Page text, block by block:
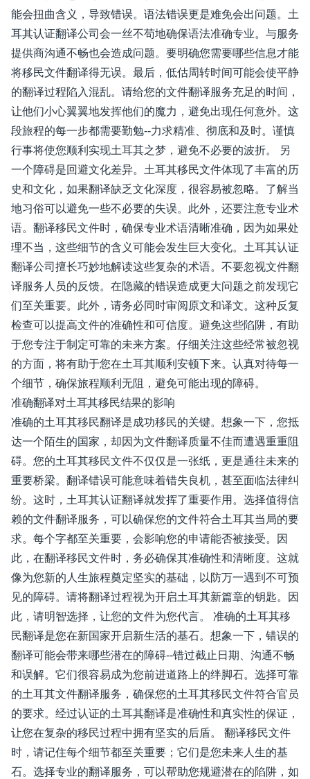
能会扭曲含义，导致错误。语法错误更是难免会出问题。土
耳其认证翻译公司会一丝不苟地确保语法准确专业。与服务
提供商沟通不畅也会造成问题。要明确您需要哪些信息才能
将移民文件翻译得无误。最后，低估周转时间可能会使平静
的翻译过程陷入混乱。请给您的文件翻译服务充足的时间，
让他们小心翼翼地发挥他们的魔力，避免出现任何意外。这
段旅程的每一步都需要勤勉--力求精准、彻底和及时。谨慎
行事将使您顺利实现土耳其之梦，避免不必要的波折。 另
一个障碍是回避文化差异。土耳其移民文件体现了丰富的历
史和文化，如果翻译缺乏文化深度，很容易被忽略。了解当
地习俗可以避免一些不必要的失误。此外，还要注意专业术
语。翻译移民文件时，确保专业术语清晰准确，因为如果处
理不当，这些细节的含义可能会发生巨大变化。土耳其认证
翻译公司擅长巧妙地解读这些复杂的术语。不要忽视文件翻
译服务人员的反馈。在隐藏的错误造成更大问题之前发现它
们至关重要。此外，请务必同时审阅原文和译文。这种反复
检查可以提高文件的准确性和可信度。避免这些陷阱，有助
于您专注于制定可靠的未来方案。仔细关注这些经常被忽视
的方面，将有助于您在土耳其顺利安顿下来。认真对待每一
个细节，确保旅程顺利无阻，避免可能出现的障碍。
准确翻译对土耳其移民结果的影响
准确的土耳其移民翻译是成功移民的关键。想象一下，您抵
达一个陌生的国家，却因为文件翻译质量不佳而遭遇重重阻
碍。您的土耳其移民文件不仅仅是一张纸，更是通往未来的
重要桥梁。翻译错误可能意味着错失良机，甚至面临法律纠
纷。这时，土耳其认证翻译就发挥了重要作用。选择值得信
赖的文件翻译服务，可以确保您的文件符合土耳其当局的要
求。每个字都至关重要，会影响您的申请能否被接受。因
此，在翻译移民文件时，务必确保其准确性和清晰度。这就
像为您新的人生旅程奠定坚实的基础，以防万一遇到不可预
见的障碍。请将翻译过程视为开启土耳其新篇章的钥匙。因
此，请明智选择，让您的文件为您代言。 准确的土耳其移
民翻译是您在新国家开启新生活的基石。想象一下，错误的
翻译可能会带来哪些潜在的障碍--错过截止日期、沟通不畅
和误解。它们很容易成为您前进道路上的绊脚石。选择可靠
的土耳其文件翻译服务，确保您的土耳其移民文件符合官员
的要求。经过认证的土耳其翻译是准确性和真实性的保证，
让您在复杂的移民过程中拥有坚实的后盾。 翻译移民文件
时，请记住每个细节都至关重要；它们是您未来人生的基
石。选择专业的翻译服务，可以帮助您规避潜在的陷阱，如